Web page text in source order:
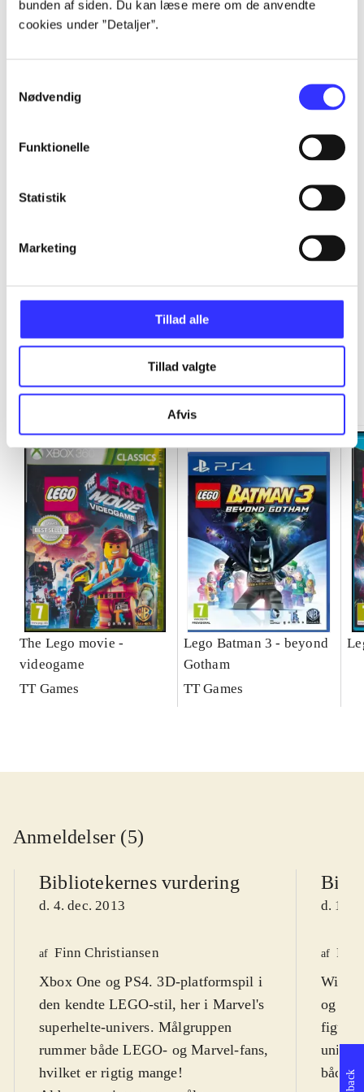
bunden af siden. Du kan læse mere om de anvendte
cookies under ”Detaljer”.
Nødvendig
Funktionelle
Statistik
Marketing
Tillad alle
Tillad valgte
Afvis
Alle registrerede artikler fordelt på udgivelser
...
Minder om
The Lego movie -
videogame
TT Games
Lego Batman 3 - beyond
Gotham
TT Games
Anmeldelser (5)
Bibliotekernes vurdering
d. 4. dec. 2013
af Finn Christiansen
Xbox One og PS4. 3D-platformspil i
den kendte LEGO-stil, her i Marvel's
superhelte-univers. Målgruppen
rummer både LEGO- og Marvel-fans,
hvilket er rigtig mange!
d. 11.
af
Wii U.
og
figurer
både